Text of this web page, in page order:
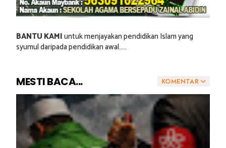
BANTU KAMIuntuk menjayakan pendidikan Islam yang
syumul daripada pendidikan awal.....
KOMENTAR
MESTI BACA...